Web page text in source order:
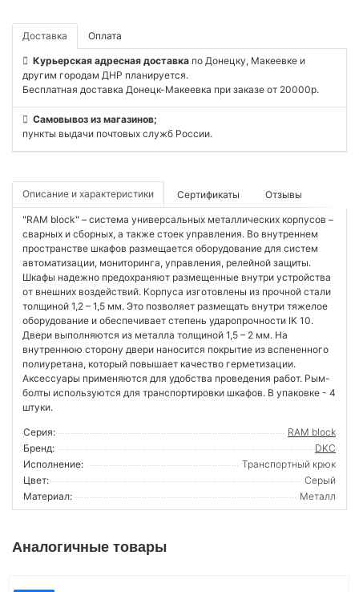
Доставка Оплата
Курьерская адресная доставка по Донецку, Макеевке и
другим городам ДНР планируется.
Бесплатная доставка Донецк-Макеевка при заказе от 20000р.
Самовывоз из магазинов;
пункты выдачи почтовых служб России.
Описание и характеристики Сертификаты Отзывы
"RAM block" – система универсальных металлических корпусов –
сварных и сборных, а также стоек управления. Во внутреннем
пространстве шкафов размещается оборудование для систем
автоматизации, мониторинга, управления, релейной защиты.
Шкафы надежно предохраняют размещенные внутри устройства
от внешних воздействий. Корпуса изготовлены из прочной стали
толщиной 1,2 – 1,5 мм. Это позволяет размещать внутри тяжелое
оборудование и обеспечивает степень ударопрочности IK 10.
Двери выполняются из металла толщиной 1,5 – 2 мм. На
внутреннюю сторону двери наносится покрытие из вспененного
полиуретана, который повышает качество герметизации.
Аксессуары применяются для удобства проведения работ. Рым-
болты используются для транспортировки шкафов. В упаковке - 4
штуки.
Серия:
RAM block
Бренд:
DKC
Исполнение:
Транспортный крюк
Цвет:
Серый
Материал:
Металл
Аналогичные товары